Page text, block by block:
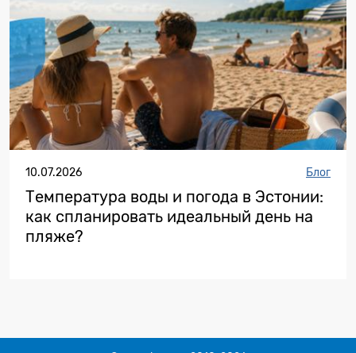
10.07.2026 Блог
Температура воды и погода в Эстонии:
как спланировать идеальный день на
пляже?